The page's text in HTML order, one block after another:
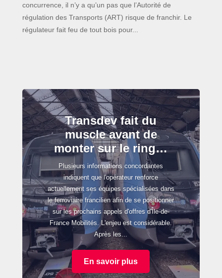
concurrence, il n’y a qu’un pas que l’Autorité de
régulation des Transports (ART) risque de franchir. Le
régulateur fait feu de tout bois pour...
Transdev fait du
muscle avant de
monter sur le ring…
Plusieurs informations concordantes
indiquent que l'opérateur renforce
actuellement ses équipes spécialisées dans
le ferroviaire francilien afin de se positionner
sur les prochains appels d'offres d'Île-de-
France Mobilités. L'enjeu est considérable.
Après les...
En savoir plus